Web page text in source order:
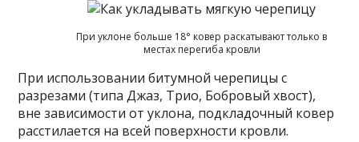
При уклоне больше 18° ковер раскатывают только в
местах перегиба кровли
При использовании битумной черепицы с
разрезами (типа Джаз, Трио, Бобровый хвост),
вне зависимости от уклона, подкладочный ковер
расстилается на всей поверхности кровли.